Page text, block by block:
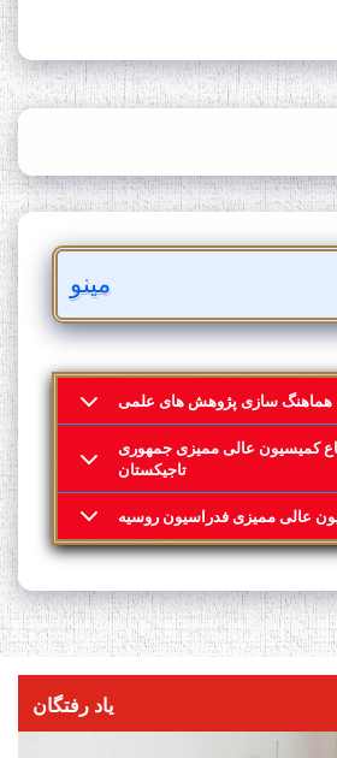
مینو
هماهنگ سازی پژوهش های علمی
کمیسیون عالی ممیزی جمهوری
تاجیکستان
عالی ممیزی فدراسیون روسیه
یاد رفتگان